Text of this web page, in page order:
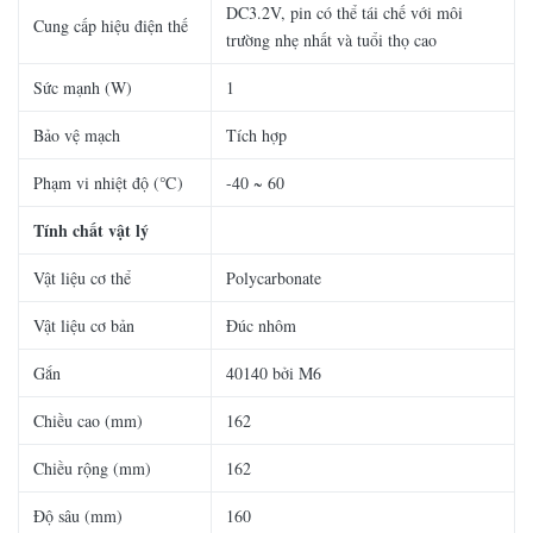
Cung cấp hiệu điện thế
DC3.2V, pin có thể tái chế với môi
trường nhẹ nhất và tuổi thọ cao
Sức mạnh (W) 1
Bảo vệ mạch Tích hợp
Phạm vi nhiệt độ (℃) -40 ~ 60
Tính chất vật lý
Vật liệu cơ thể Polycarbonate
Vật liệu cơ bản Đúc nhôm
Gắn 40140 bởi M6
Chiều cao (mm) 162
Chiều rộng (mm) 162
Độ sâu (mm) 160